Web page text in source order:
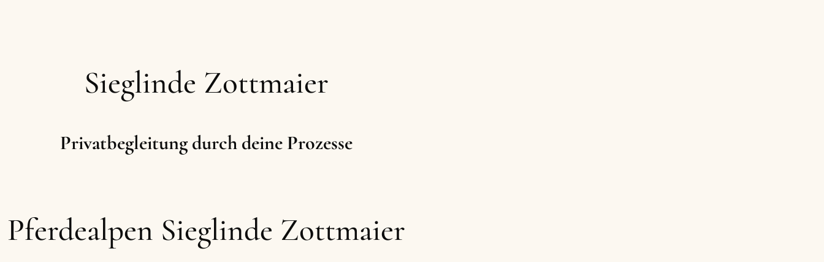
Sieglinde Zottmaier
Privatbegleitung durch deine Prozesse
Pferdealpen Sieglinde Zottmaier